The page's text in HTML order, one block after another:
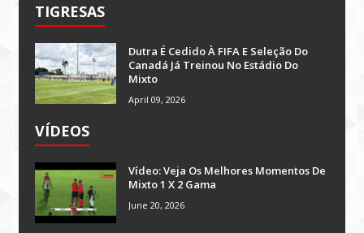
TIGRESAS
Dutra É Cedido À FIFA E Seleção Do
Canadá Já Treinou No Estádio Do
Mixto
April 09, 2026
VÍDEOS
Vídeo: Veja Os Melhores Momentos De
Mixto 1 X 2 Gama
June 20, 2026